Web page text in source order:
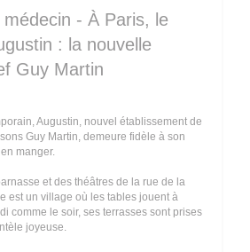
- À Paris, le
: la nouvelle
Guy Martin
Augustin, nouvel établissement de
Guy Martin, demeure fidèle à son
manger.
et des théâtres de la rue de la
est un village où les tables jouent à
comme le soir, ses terrasses sont prises
joyeuse.